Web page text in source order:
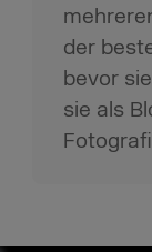
der
bevor
sie als